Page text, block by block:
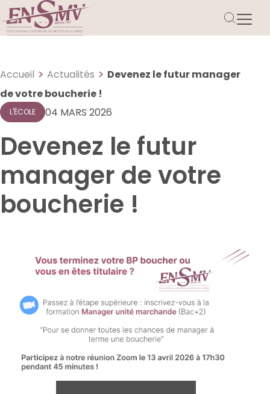
Accueil > Actualités > Devenez le futur manager
de votre boucherie !
L'ÉCOLE 04 MARS 2026
Devenez le futur
manager de votre
boucherie !